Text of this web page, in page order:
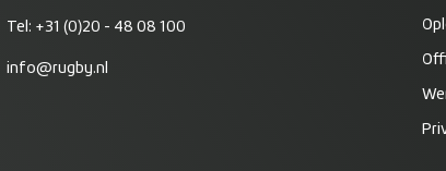
Tel: +31 (0)20 - 48 08 100
info@rugby.nl